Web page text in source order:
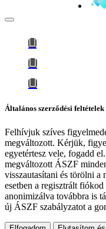
Általános szerződési feltételek
Felhívjuk szíves
megváltozott. Kérjük,
egyetértesz vele, fogadd
megváltozott ÁSZF
visszautasítani és törölni a
esetben a regisztrált
anonimizálva továbbra is
új ÁSZF szabályzatot a